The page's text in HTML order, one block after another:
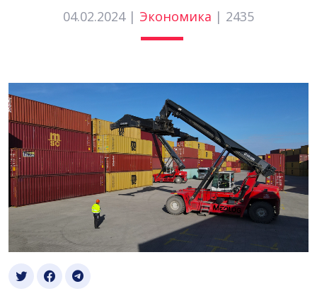
04.02.2024 | Экономика | 2435